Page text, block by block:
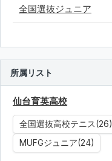
全国選抜ジュニア
所属リスト
仙台育英高校
全国選抜高校テニス(26)
MUFGジュニア(24)